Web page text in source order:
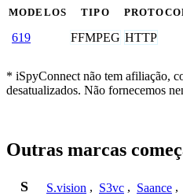
MODELOS TIPO
619 FFMPEG HTTP
* iSpyConnect não tem afiliação,
desatualizados. Não fornecemos
Outras marcas
S S.vision , S3vc , Saance ,